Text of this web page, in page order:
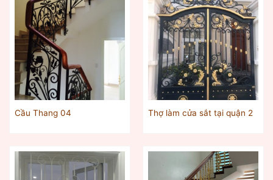
Cầu Thang 04 Thợ làm cửa sắt tại quận 2